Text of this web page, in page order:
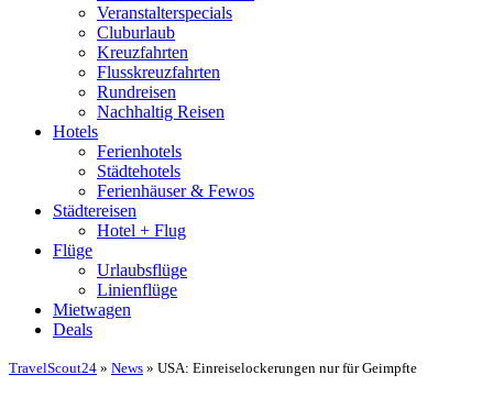
Veranstalterspecials
Cluburlaub
Kreuzfahrten
Flusskreuzfahrten
Rundreisen
Nachhaltig Reisen
Hotels
Ferienhotels
Städtehotels
Ferienhäuser & Fewos
Städtereisen
Hotel + Flug
Flüge
Urlaubsflüge
Linienflüge
Mietwagen
Deals
TravelScout24 » News » USA: Einreiselockerungen nur für Geimpfte